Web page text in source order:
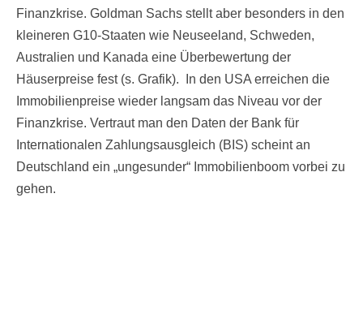
Finanzkrise. Goldman Sachs stellt aber besonders in den
kleineren G10-Staaten wie Neuseeland, Schweden,
Australien und Kanada eine Überbewertung der
Häuserpreise fest (s. Grafik). In den USA erreichen die
Immobilienpreise wieder langsam das Niveau vor der
Finanzkrise. Vertraut man den Daten der Bank für
Internationalen Zahlungsausgleich (BIS) scheint an
Deutschland ein „ungesunder“ Immobilienboom vorbei zu
gehen.